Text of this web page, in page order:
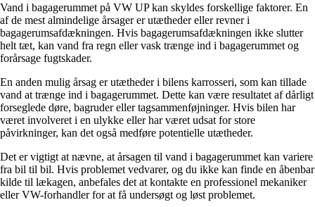
Vand i bagagerummet på VW UP kan skyldes forskellige faktorer. En
af de mest almindelige årsager er utætheder eller revner i
bagagerumsafdækningen. Hvis bagagerumsafdækningen ikke slutter
helt tæt, kan vand fra regn eller vask trænge ind i bagagerummet og
forårsage fugtskader.
En anden mulig årsag er utætheder i bilens karrosseri, som kan tillade
vand at trænge ind i bagagerummet. Dette kan være resultatet af dårligt
forseglede døre, bagruder eller tagsammenføjninger. Hvis bilen har
været involveret i en ulykke eller har været udsat for store
påvirkninger, kan det også medføre potentielle utætheder.
Det er vigtigt at nævne, at årsagen til vand i bagagerummet kan variere
fra bil til bil. Hvis problemet vedvarer, og du ikke kan finde en åbenbar
kilde til lækagen, anbefales det at kontakte en professionel mekaniker
eller VW-forhandler for at få undersøgt og løst problemet.